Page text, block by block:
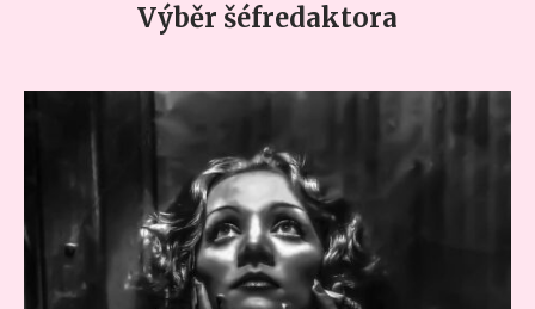
Výběr šéfredaktora